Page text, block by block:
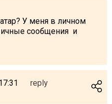
У меня в личном
сообщения и
reply